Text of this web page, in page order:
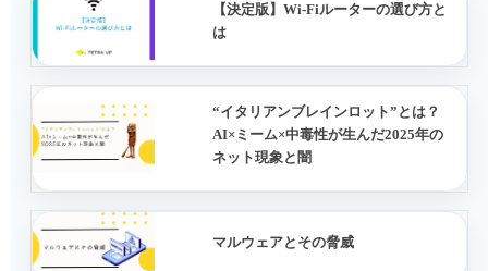
【決定版】Wi-Fiルーターの選び方と
は
“イタリアンブレインロット”とは？
AI×ミーム×中毒性が生んだ2025年の
ネット現象と闇
マルウェアとその脅威